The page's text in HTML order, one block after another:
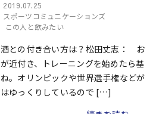
2019.07.25
スポーツコミュニケーションズ
この人と飲みたい
との付き合い方は？松田丈志： お
近付き、トレーニングを始めたら基
。オリンピックや世界選手権などが
ゆっくりしているので […]